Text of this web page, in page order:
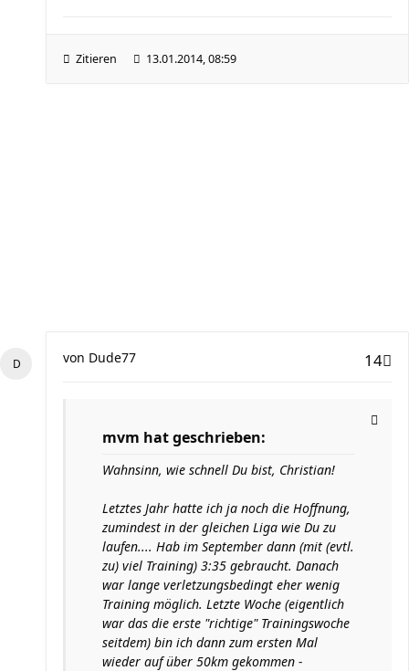
Zitieren 13.01.2014, 08:59
14
von Dude77
mvm hat geschrieben:
Wahnsinn, wie schnell Du bist, Christian!
Letztes Jahr hatte ich ja noch die Hoffnung,
zumindest in der gleichen Liga wie Du zu
laufen.... Hab im September dann (mit (evtl.
zu) viel Training) 3:35 gebraucht. Danach
war lange verletzungsbedingt eher wenig
Training möglich. Letzte Woche (eigentlich
war das die erste "richtige" Trainingswoche
seitdem) bin ich dann zum ersten Mal
wieder auf über 50km gekommen -